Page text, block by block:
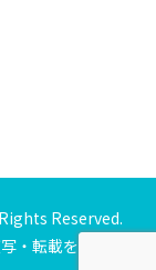
Reserved.
・転載を禁じま